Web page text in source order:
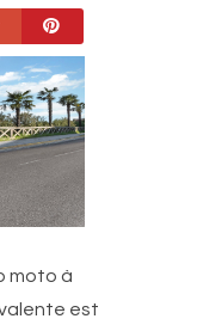
moto à
est